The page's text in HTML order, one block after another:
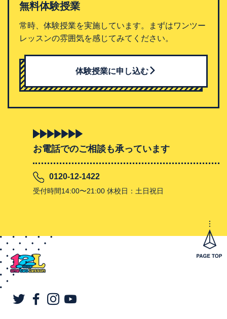
無料体験授業
常時、体験授業を実施しています。まずはワンツー
レッスンの雰囲気を感じてみてください。
体験授業に申し込む
お電話でのご相談も承っています
0120-12-1422
受付時間14:00〜21:00 休校日：土日祝日